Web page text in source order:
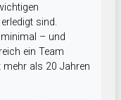
sind.
– und
ein Team
mehr als 20 Jahren